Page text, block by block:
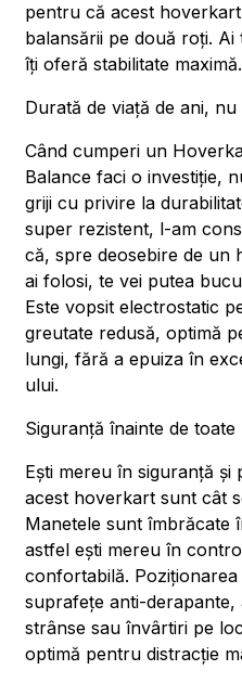
pentru că acest
balansării pe două roți.
îți oferă stabilitate maximă.
Durată de viață de ani,
Când cumperi un
Balance faci o investiție,
griji cu privire la
super rezistent, l-am
că, spre deosebire de un
ai folosi, te vei putea
Este vopsit electrostatic
greutate redusă, optimă
lungi, fără a epuiza în
ului.
Siguranță înainte de toate
Ești mereu în siguranță și
acest hoverkart sunt cât
Manetele sunt îmbrăcate
astfel ești mereu în
confortabilă.
suprafețe anti-derapante,
strânse sau învârtiri pe
optimă pentru distracție